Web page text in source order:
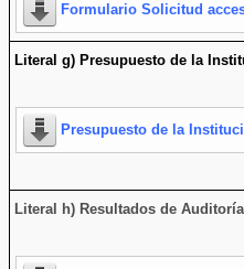
Formulario Solicitud
Literal g) Presupuesto de la
Presupuesto de la
Literal h) Resultados de